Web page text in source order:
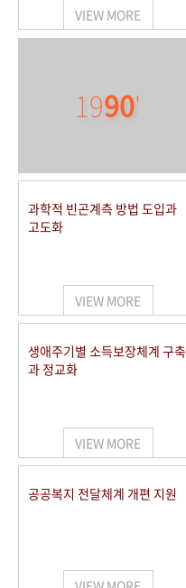
VIEW MORE
1990'
과학적 빈곤계측 방법 도입과
고도화
VIEW MORE
생애주기별 소득보장체계 구축
과 정교화
VIEW MORE
공공복지 전달체계 개편 지원